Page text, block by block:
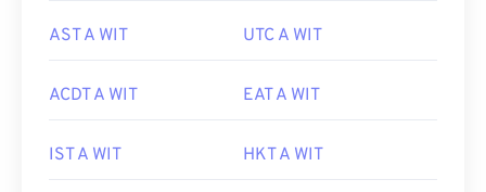
AST A WIT UTC A WIT
ACDT A WIT EAT A WIT
IST A WIT HKT A WIT